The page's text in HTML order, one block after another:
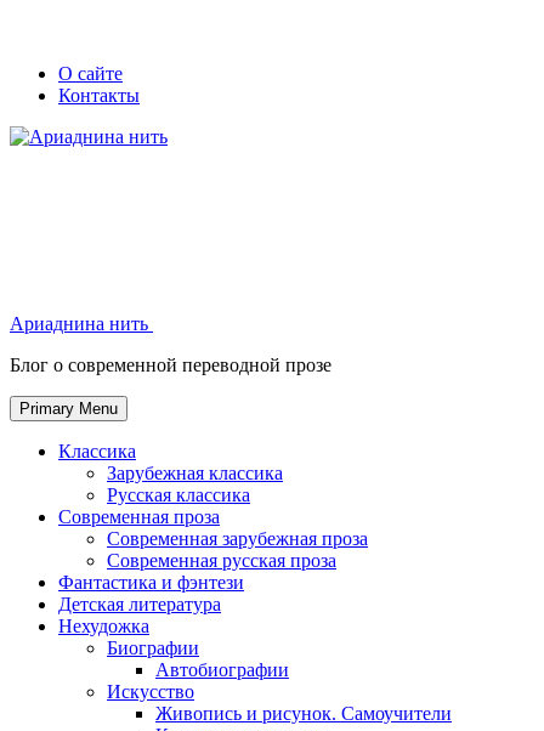
Skip
Secondary
left
navigation
Secondary
right
navigation
О сайте
Контакты
Ариаднина нить
Блог о современной переводной прозе
Primary Menu
Классика
Зарубежная классика
Русская классика
Современная проза
Современная зарубежная проза
Современная русская проза
Фантастика и фэнтези
Детская литература
Нехудожка
Биографии
Автобиографии
Искусство
Живопись и рисунок. Самоучители